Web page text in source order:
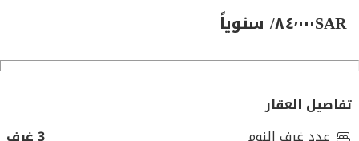
SAR٨٤٬٠٠٠/ سنوياً
تفاصيل العقار